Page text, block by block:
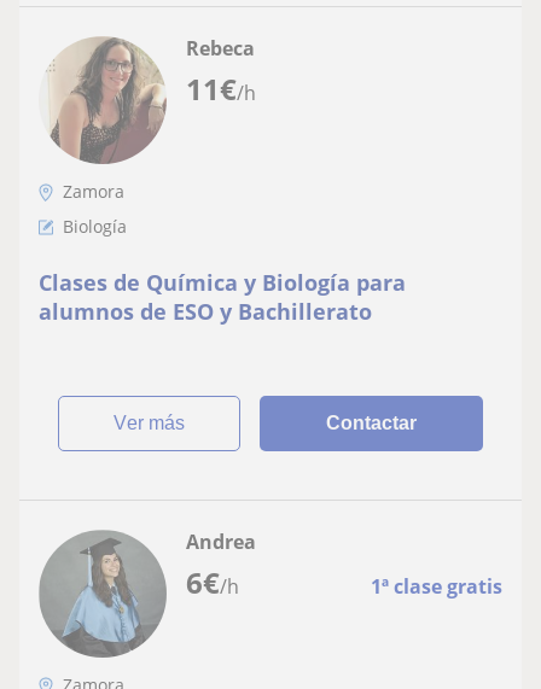
11€/h
Rebeca
Zamora
Biología
Clases de Química y Biología para
alumnos de ESO y Bachillerato
ver más Contactar
6€/h 1ª clase gratis
Andrea